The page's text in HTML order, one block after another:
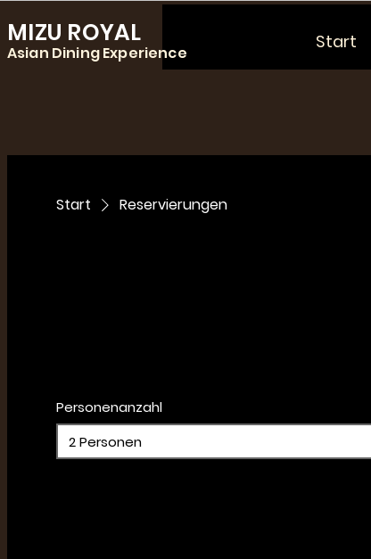
Start
MIZU ROYAL
Asian Dining Experience
Start Reservierungen
Personenanzahl
2 Personen